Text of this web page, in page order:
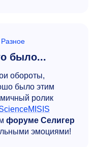
Разное
было...
обороты,
было этим
ролик
форуме Селигер
эмоциями!